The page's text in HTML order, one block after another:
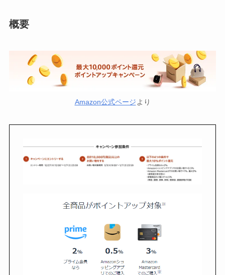
概要
Amazon公式ページ より